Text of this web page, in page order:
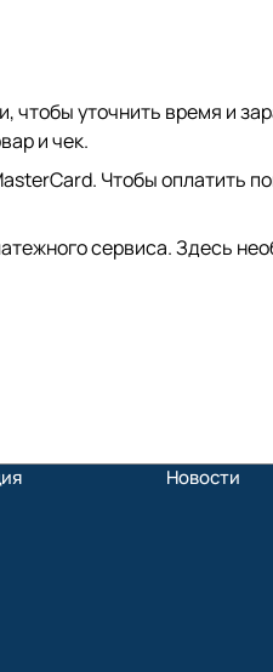
уточнить время и
и чек.
Чтобы оплатить
сервиса. Здесь
Новости